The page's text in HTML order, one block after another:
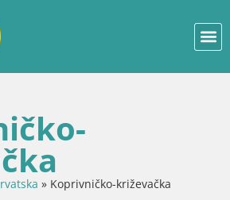
» Koprivničko-križevačka